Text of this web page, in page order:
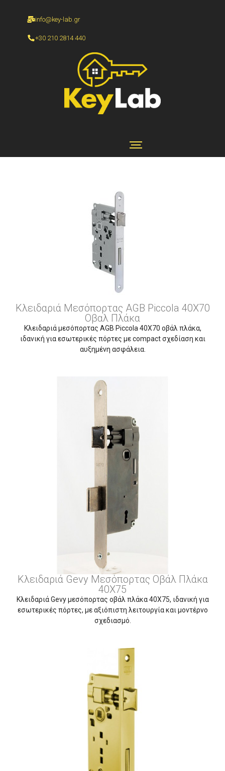
info@key-lab.gr
+30 210 2814 440
Κλειδαριά Μεσόπορτας AGB Piccola 40X70
Οβαλ Πλάκα
Κλειδαριά μεσόπορτας AGB Piccola 40X70 οβάλ πλάκα,
ιδανική για εσωτερικές πόρτες με compact σχεδίαση και
αυξημένη ασφάλεια.
Κλειδαριά Gevy Μεσόπορτας Οβάλ Πλάκα
40Χ75
Κλειδαριά Gevy μεσόπορτας οβάλ πλάκα 40Χ75, ιδανική για
εσωτερικές πόρτες, με αξιόπιστη λειτουργία και μοντέρνο
σχεδιασμό.